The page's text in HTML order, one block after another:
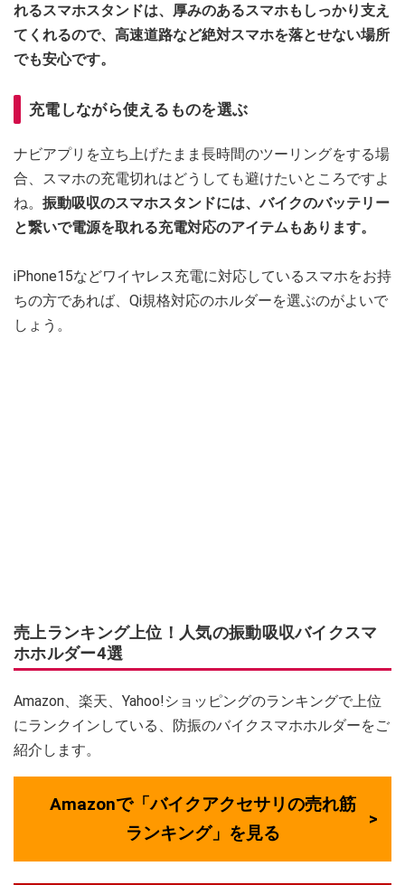
れるスマホスタンドは、厚みのあるスマホもしっかり支え
てくれるので、高速道路など絶対スマホを落とせない場所
でも安心です。
充電しながら使えるものを選ぶ
ナビアプリを立ち上げたまま長時間のツーリングをする場
合、スマホの充電切れはどうしても避けたいところですよ
ね。 振動吸収のスマホスタンドには、バイクのバッテリー
と繋いで電源を取れる充電対応のアイテムもあります。
iPhone15などワイヤレス充電に対応しているスマホをお持
ちの方であれば、Qi規格対応のホルダーを選ぶのがよいで
しょう。
売上ランキング上位！人気の振動吸収バイクスマ
ホホルダー4選
Amazon、楽天、Yahoo!ショッピングのランキングで上位
にランクインしている、防振のバイクスマホホルダーをご
紹介します。
Amazonで「バイクアクセサリの売れ筋
ランキング」を見る